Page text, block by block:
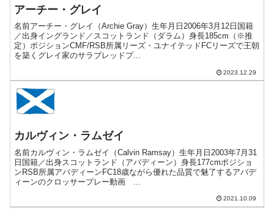
アーチー・グレイ
名前アーチー・グレイ（Archie Gray）生年月日2006年3月12日国籍
／出身イングランド／スコットランド（ダラム）身長185cm（※推
定）ポジションCMF/RSB所属リーズ・ユナイテッドFCリーズで王朝
を築くグレイ家のサラブレッドプ...
2023.12.29
カルヴィン・ラムゼイ
名前カルヴィン・ラムゼイ（Calvin Ramsay）生年月日2003年7月31
日国籍／出身スコットランド（アバディーン）身長177cmポジショ
ンRSB所属アバディーンFC18歳ながら優れた品質で魅了するアバデ
ィーンのクロッサープレー動画 ...
2021.10.09